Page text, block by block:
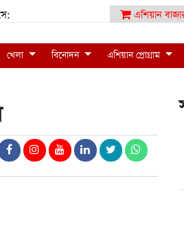
এশিয়ান
খেলা বিনোদন এশিয়ান প্রোগ্রাম